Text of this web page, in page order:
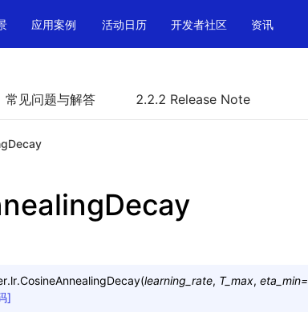
应用案例 活动日历 开发者社区 资讯
常见问题与解答 2.2.2 Release Note
CosineAnnealingDecay(learning_rate, T_max, eta_min=
]